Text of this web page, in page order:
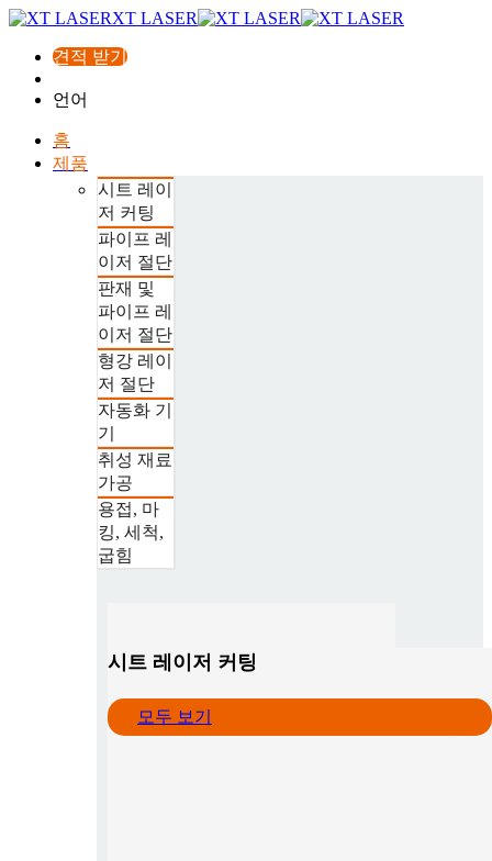
XT LASER
견적 받기
언어
홈
제품
시트 레이
저 커팅
파이프 레
이저 절단
판재 및
파이프 레
이저 절단
형강 레이
저 절단
자동화 기
기
취성 재료
가공
용접, 마
킹, 세척,
굽힘
시트 레이저 커팅
모두 보기